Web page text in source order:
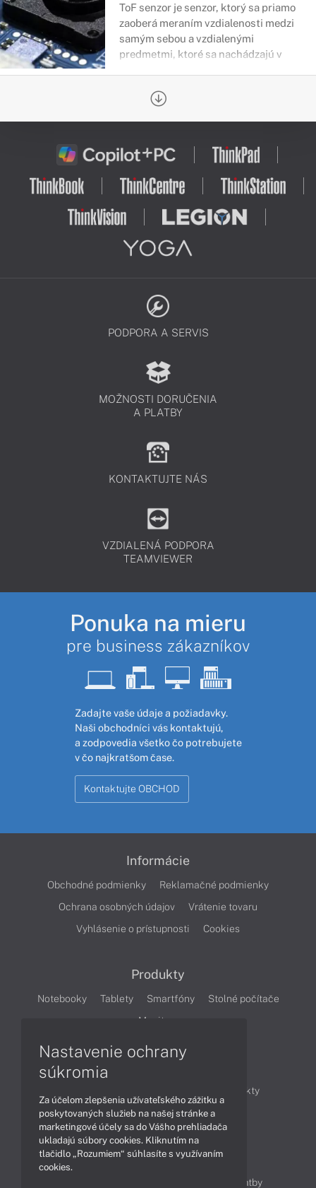
ToF senzor je senzor, ktorý sa priamo
zaoberá meraním vzdialenosti medzi
samým sebou a vzdialenými
predmetmi, ktoré sa nachádzajú v
PODPORA A SERVIS
MOŽNOSTI DORUČENIA
A PLATBY
KONTAKTUJTE NÁS
VZDIALENÁ PODPORA
TEAMVIEWER
Ponuka na mieru
pre business zákazníkov
Zadajte vaše údaje a požiadavky.
Naši obchodníci vás kontaktujú,
a zodpovedia všetko čo potrebujete
v čo najkratšom čase.
Kontaktujte OBCHOD
Informácie
Obchodné podmienky
Reklamačné podmienky
Ochrana osobných údajov
Vrátenie tovaru
Vyhlásenie o prístupnosti
Cookies
Produkty
Notebooky Tablety Smartfóny
Stolné počítače
Monitory
Produkty
Technológie
Videá
Obsah
Možnosti doručenia a platby
Nastavenie ochrany
súkromia
Za účelom zlepšenia užívateľského zážitku a
poskytovaných služieb na našej stránke a
marketingové účely sa do Vášho prehliadača
ukladajú súbory cookies. Kliknutím na
tlačidlo „Rozumiem“ súhlasíte s využívaním
cookies.